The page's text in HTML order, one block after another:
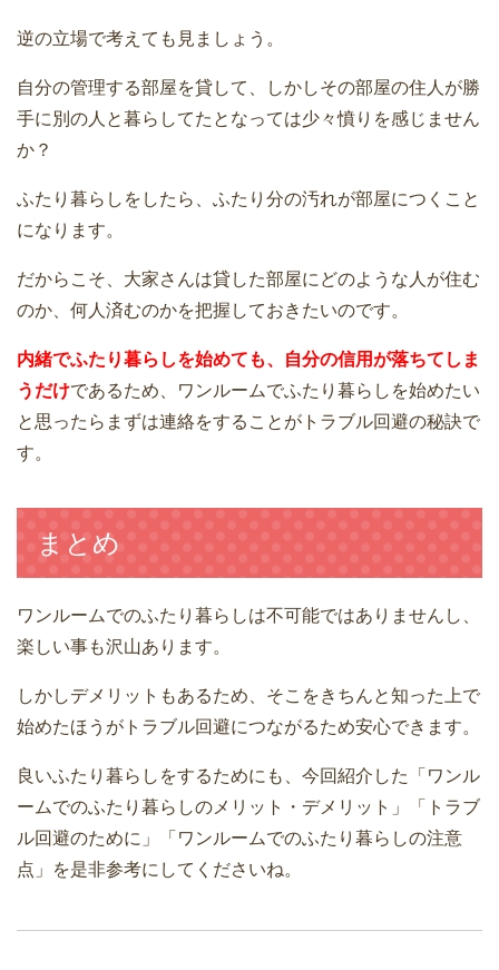
逆の立場で考えても見ましょう。
自分の管理する部屋を貸して、しかしその部屋の住人が勝
手に別の人と暮らしてたとなっては少々憤りを感じません
か？
ふたり暮らしをしたら、ふたり分の汚れが部屋につくこと
になります。
だからこそ、大家さんは貸した部屋にどのような人が住む
のか、何人済むのかを把握しておきたいのです。
内緒でふたり暮らしを始めても、自分の信用が落ちてしま
うだけであるため、ワンルームでふたり暮らしを始めたい
と思ったらまずは連絡をすることがトラブル回避の秘訣で
す。
まとめ
ワンルームでのふたり暮らしは不可能ではありませんし、
楽しい事も沢山あります。
しかしデメリットもあるため、そこをきちんと知った上で
始めたほうがトラブル回避につながるため安心できます。
良いふたり暮らしをするためにも、今回紹介した「ワンル
ームでのふたり暮らしのメリット・デメリット」「トラブ
ル回避のために」「ワンルームでのふたり暮らしの注意
点」を是非参考にしてくださいね。